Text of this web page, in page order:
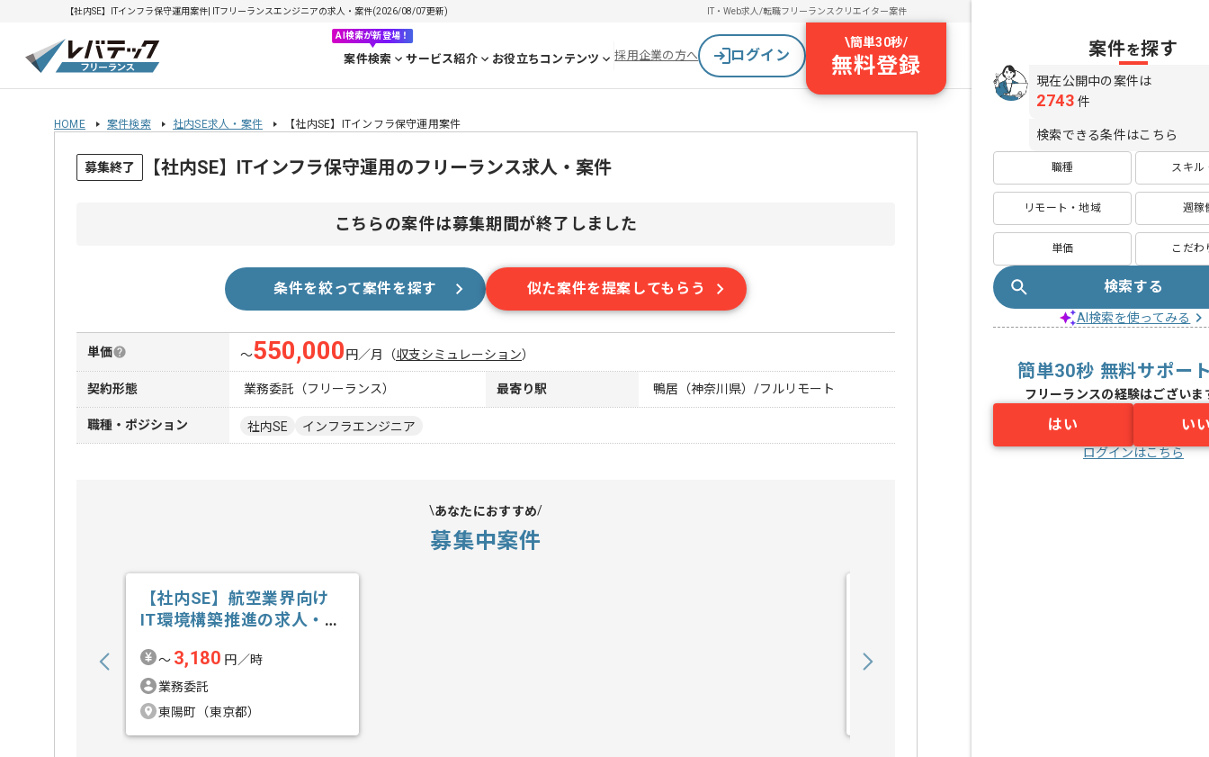
【社内SE】ITインフラ保守運用案件| ITフリーランスエンジニアの求人・案件(2026/08/07更新) IT・Web求人/転職フリーランスクリエイター案件
AI検索が新登場！
案件検索 サービス紹介 お役立ちコンテンツ 採用企業の方へ ログイン
\簡単30秒/
無料登録
HOME 案件検索 社内SE求人・案件 【社内SE】ITインフラ保守運用案件
募集終了 【社内SE】ITインフラ保守運用のフリーランス求人・案件
こちらの案件は募集期間が終了しました
条件を絞って案件を探す 似た案件を提案してもらう
単価 〜550,000 円／月 （収支シミュレーション）
契約形態 業務委託（フリーランス） 最寄り駅 鴨居（神奈川県）/フルリモート
職種・ポジション 社内SE インフラエンジニア
あなたにおすすめ
募集中案件
【社内SE】航空業界向け
IT環境構築推進の求人・案
〜 3,180 円／時
業務委託
東陽町（東京都）
案件を探す
現在公開中の案件は
2743 件
検索できる条件はこちら
職種 スキル
リモート・地域 週稼
単価 こだわ
検索する
AI検索を使ってみる
簡単30秒 無料サポー
フリーランスの経験はございま
はい い
ログインはこちら